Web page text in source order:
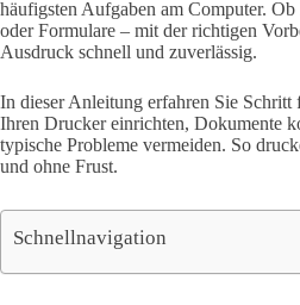
häufigsten Aufgaben am Computer.
oder Formulare – mit der richtigen
Ausdruck schnell und zuverlässig.
In dieser Anleitung erfahren Sie
Ihren Drucker einrichten, Dokumente
typische Probleme vermeiden. So
und ohne Frust.
Schnellnavigation